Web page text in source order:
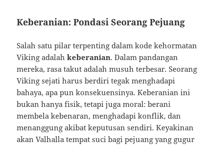
Keberanian: Pondasi Seorang Pejuang
Salah satu pilar terpenting dalam kode kehormatan
Viking adalahkeberanian. Dalam pandangan
mereka, rasa takut adalah musuh terbesar. Seorang
Viking sejati harus berdiri tegak menghadapi
bahaya, apa pun konsekuensinya. Keberanian ini
bukan hanya fisik, tetapi juga moral: berani
membela kebenaran, menghadapi konflik, dan
menanggung akibat keputusan sendiri. Keyakinan
akan Valhalla tempat suci bagi pejuang yang gugur